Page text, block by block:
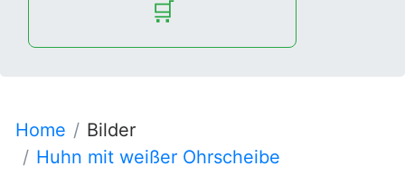
🛒
Home
Bilder
Huhn mit weißer Ohrscheibe